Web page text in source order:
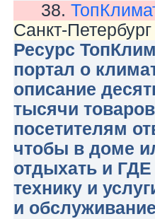
38.
Санкт-Петербург
Ресурс
портал о
описание
тысячи
посетителям
чтобы в доме
отдыхать и
технику и
и